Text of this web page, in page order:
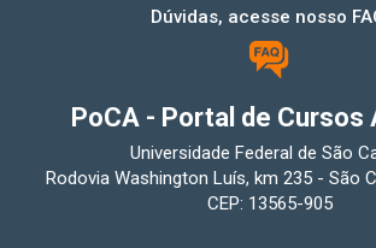
Dúvidas, acesse nosso
PoCA - Portal de Cursos
Universidade Federal de São
Rodovia Washington Luís, km 235 - São
CEP: 13565-905